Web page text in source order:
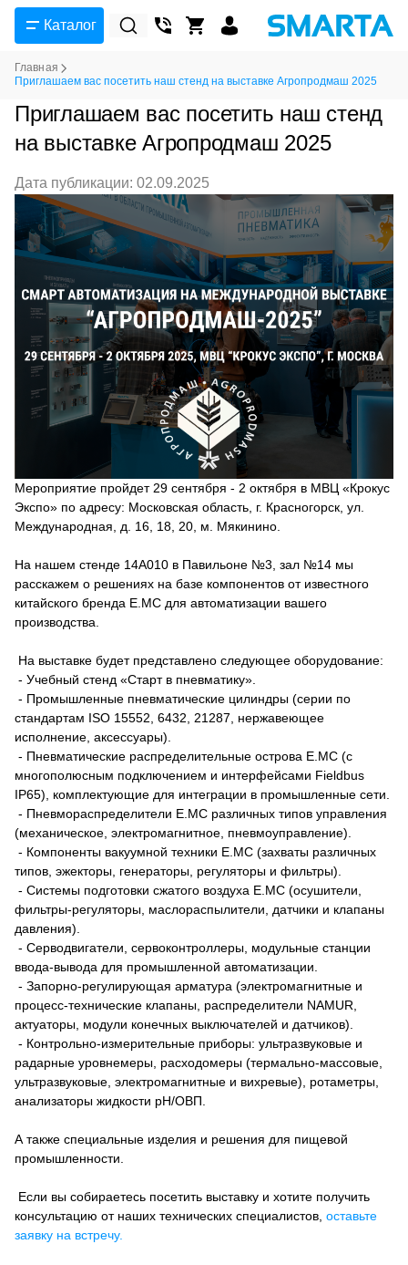
Каталог
Главная
Приглашаем вас посетить наш стенд на выставке Агропродмаш 2025
Приглашаем вас посетить наш стенд
на выставке Агропродмаш 2025
Дата публикации: 02.09.2025
Мероприятие пройдет 29 сентября - 2 октября в МВЦ «Крокус
Экспо» по адресу: Московская область, г. Красногорск, ул.
Международная, д. 16, 18, 20, м. Мякинино.
На нашем стенде 14А010 в Павильоне №3, зал №14 мы
расскажем о решениях на базе компонентов от известного
китайского бренда E.MC для автоматизации вашего
производства.
На выставке будет представлено следующее оборудование:
- Учебный стенд «Старт в пневматику».
- Промышленные пневматические цилиндры (серии по
стандартам ISO 15552, 6432, 21287, нержавеющее
исполнение, аксессуары).
- Пневматические распределительные острова E.MC (с
многополюсным подключением и интерфейсами Fieldbus
IP65), комплектующие для интеграции в промышленные сети.
- Пневмораспределители E.MC различных типов управления
(механическое, электромагнитное, пневмоуправление).
- Компоненты вакуумной техники E.MC (захваты различных
типов, эжекторы, генераторы, регуляторы и фильтры).
- Системы подготовки сжатого воздуха E.MC (осушители,
фильтры-регуляторы, маслораспылители, датчики и клапаны
давления).
- Серводвигатели, сервоконтроллеры, модульные станции
ввода-вывода для промышленной автоматизации.
- Запорно-регулирующая арматура (электромагнитные и
процесс-технические клапаны, распределители NAMUR,
актуаторы, модули конечных выключателей и датчиков).
- Контрольно-измерительные приборы: ультразвуковые и
радарные уровнемеры, расходомеры (термально-массовые,
ультразвуковые, электромагнитные и вихревые), ротаметры,
анализаторы жидкости pH/ОВП.
А также специальные изделия и решения для пищевой
промышленности.
Если вы собираетесь посетить выставку и хотите получить
консультацию от наших технических специалистов, оставьте
заявку на встречу.